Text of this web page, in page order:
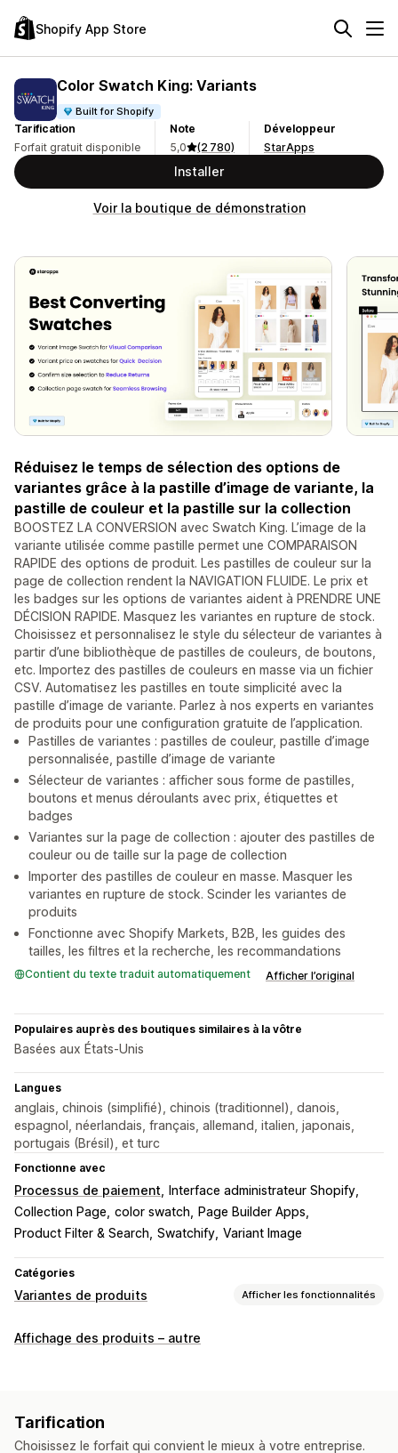
Shopify App Store
Color Swatch King: Variants
Built for Shopify
Tarification
Forfait gratuit disponible
Note
5,0
(2 780)
Développeur
StarApps
Installer
Voir la boutique de démonstration
Réduisez le temps de sélection des options de
variantes grâce à la pastille d’image de variante, la
pastille de couleur et la pastille sur la collection
BOOSTEZ LA CONVERSION avec Swatch King. L’image de la
variante utilisée comme pastille permet une COMPARAISON
RAPIDE des options de produit. Les pastilles de couleur sur la
page de collection rendent la NAVIGATION FLUIDE. Le prix et
les badges sur les options de variantes aident à PRENDRE UNE
DÉCISION RAPIDE. Masquez les variantes en rupture de stock.
Choisissez et personnalisez le style du sélecteur de variantes à
partir d’une bibliothèque de pastilles de couleurs, de boutons,
etc. Importez des pastilles de couleurs en masse via un fichier
CSV. Automatisez les pastilles en toute simplicité avec la
pastille d’image de variante. Parlez à nos experts en variantes
de produits pour une configuration gratuite de l’application.
Pastilles de variantes : pastilles de couleur, pastille d’image
personnalisée, pastille d’image de variante
Sélecteur de variantes : afficher sous forme de pastilles,
boutons et menus déroulants avec prix, étiquettes et
badges
Variantes sur la page de collection : ajouter des pastilles de
couleur ou de taille sur la page de collection
Importer des pastilles de couleur en masse. Masquer les
variantes en rupture de stock. Scinder les variantes de
produits
Fonctionne avec Shopify Markets, B2B, les guides des
tailles, les filtres et la recherche, les recommandations
Contient du texte traduit automatiquement Afficher l’original
Populaires auprès des boutiques similaires à la vôtre
Basées aux États-Unis
Langues
anglais, chinois (simplifié), chinois (traditionnel), danois,
espagnol, néerlandais, français, allemand, italien, japonais,
portugais (Brésil), et turc
Fonctionne avec
Processus de paiement
Interface administrateur Shopify
Collection Page color swatch
Page Builder Apps
Product Filter & Search Swatchify Variant Image
Catégories
Variantes de produits Afficher les fonctionnalités
Personnalisation
Affichage des variantes
Affichage des produits – autre
Tarification
Choisissez le forfait qui convient le mieux à votre entreprise.